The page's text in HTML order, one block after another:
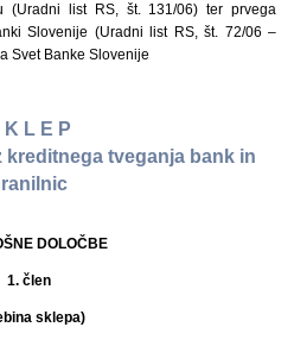
(Uradni list RS, št. 131/06) ter prvega
Slovenije (Uradni list RS, št. 72/06 –
Svet Banke Slovenije
K L E P
tveganja bank in
DOLOČBE
1. člen
sklepa)